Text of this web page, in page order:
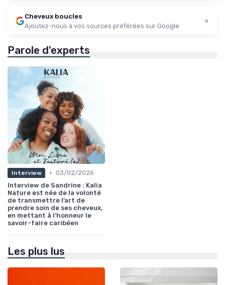
Cheveux boucles
Ajoutez-nous à vos sources préférées sur Google
Parole d'experts
Interview • 03/02/2026
Interview de Sandrine : Kalia
Nature est née de la volonté
de transmettre l’art de
prendre soin de ses cheveux,
en mettant à l’honneur le
savoir-faire caribéen
Les plus lus